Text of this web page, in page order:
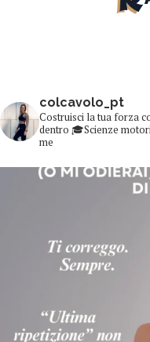
colcavolo_pt
Costruisci la tua forza
dentro 🎓Scienze
me